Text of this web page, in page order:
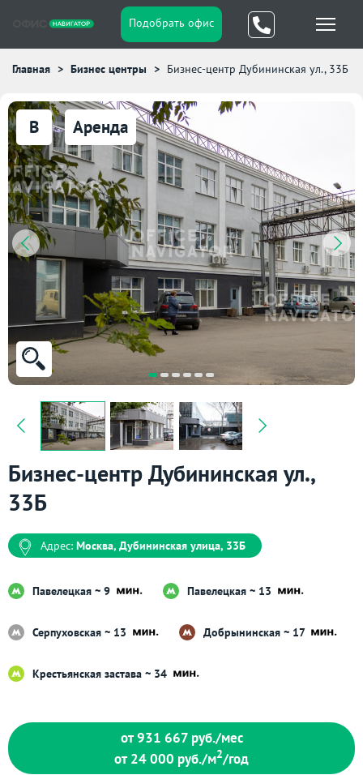
Подобрать офис
Главная Бизнес центры Бизнес-центр Дубининская ул., 33Б
B Аренда
Бизнес-центр Дубининская ул.,
33Б
Адрес: Москва, Дубининская улица, 33Б
Павелецкая ~ 9 Павелецкая ~ 13
Серпуховская ~ 13 Добрынинская ~ 17
Крестьянская застава ~ 34
от 931 667руб./мес
от 24 000 руб./м2/год